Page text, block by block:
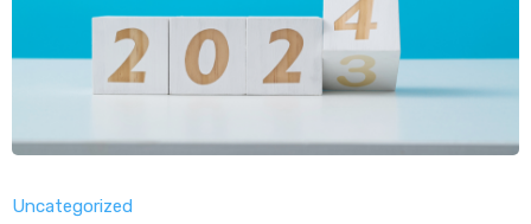
Uncategorized